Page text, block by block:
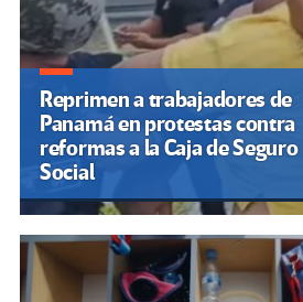
Reprimen a trabajadores de
Panamá en protestas contra
reformas a la Caja de Seguro
Social